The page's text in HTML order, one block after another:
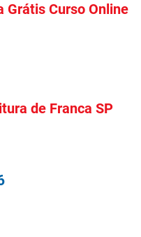
Grátis Curso Online
de Franca SP